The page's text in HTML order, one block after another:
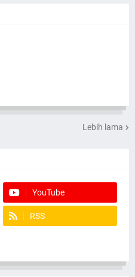
Lebih lama
YouTube
RSS